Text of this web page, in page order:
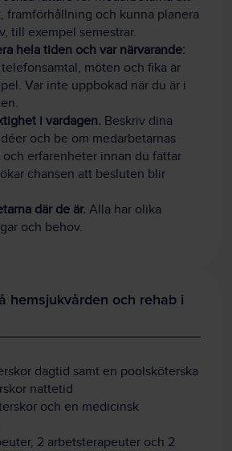
framförhållning och kunna planera
till exempel semestrar.
hela tiden och var närvarande:
möten och fika är
Var inte uppbokad när du är i
i vardagen. Beskriv dina
och be om medarbetarnas
erfarenheter innan du fattar
chansen att besluten blir
där de är. Alla har olika
och behov.
hemsjukvården och rehab i
dagtid samt en poolsköterska
nattetid
och en medicinsk
2 arbetsterapeuter och 2